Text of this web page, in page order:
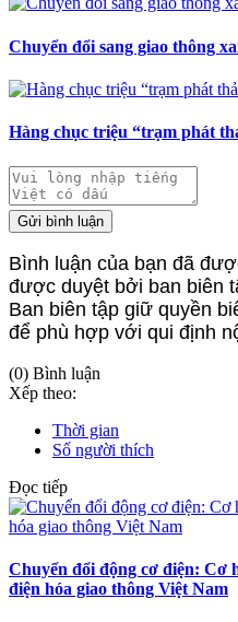
Chuyển đổi sang giao thông
Hàng chục triệu “trạm phát
Gửi bình luận
Bình luận của bạn đã
được duyệt bởi ban biên
Ban biên tập giữ quyền
để phù hợp với qui định
(0) Bình luận
Xếp theo:
Thời gian
Số người thích
Đọc tiếp
Chuyển đổi động cơ điện:
điện hóa giao thông Việt Nam